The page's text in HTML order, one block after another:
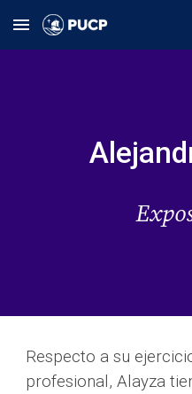
Skip to main content
Respecto a su
profesional, Alayza